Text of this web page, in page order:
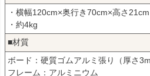
・横幅120cm×奥行き70cm×高さ21cm
・約4kg
■材質
ボード：硬質ゴムアルミ張り（厚さ
フレーム：アルミニウム